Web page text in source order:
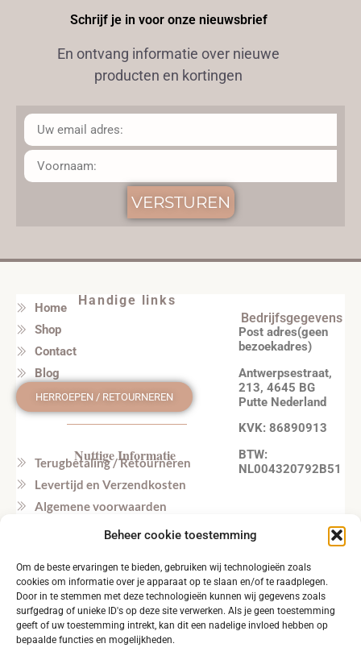
Beheer cookie toestemming
Om de beste ervaringen te bieden, gebruiken wij technologieën zoals
cookies om informatie over je apparaat op te slaan en/of te raadplegen.
Door in te stemmen met deze technologieën kunnen wij gegevens zoals
surfgedrag of unieke ID's op deze site verwerken. Als je geen toestemming
geeft of uw toestemming intrekt, kan dit een nadelige invloed hebben op
bepaalde functies en mogelijkheden.
Schrijf je in voor onze nieuwsbrief
En ontvang informatie over nieuwe
producten en kortingen
VERSTUREN
Handige links
Home
Shop
Contact
Blog
HERROEPEN / RETOURNEREN
Nuttige Informatie
Terugbetaling / Retourneren
Levertijd en Verzendkosten
Algemene voorwaarden
Privacy beleid
Tel. NL: +31164603172 (NL, EN)
Tel. BE: +32495219857 (NL, EN)
Bedrijfsgegevens
Post adres(geen
bezoekadres)
Antwerpsestraat,
213, 4645 BG
Putte Nederland
KVK: 86890913
BTW:
NL004320792B51